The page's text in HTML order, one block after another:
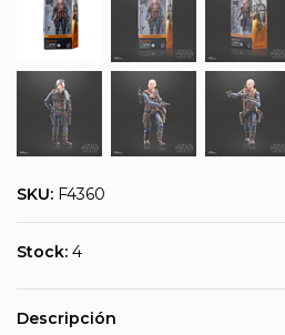
SKU: F4360
Stock: 4
Descripción